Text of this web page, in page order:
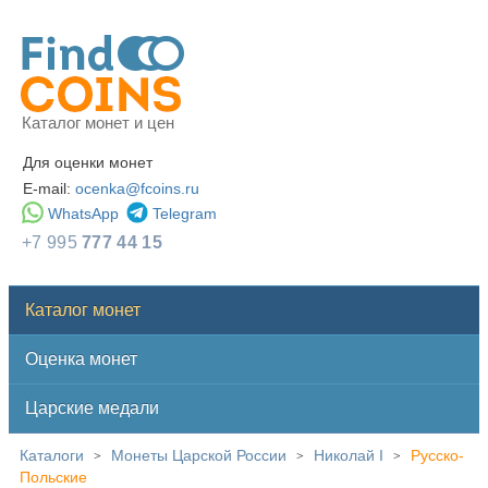
Каталог монет и цен
Для оценки монет
E-mail: ocenka@fcoins.ru
WhatsApp
Telegram
+7 995777 44 15
Каталог монет
Оценка монет
Царские медали
Каталоги > Монеты Царской России > Николай I >
Русско-
Польские